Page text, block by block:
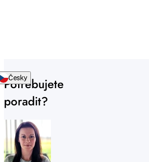
Potřebujete
poradit?
Česky